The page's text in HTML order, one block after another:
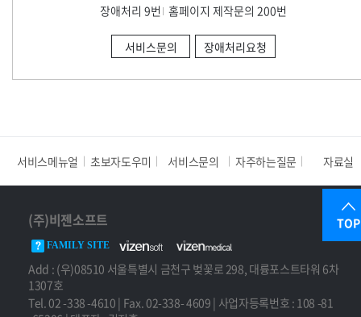
장애처리 9번 홈페이지 제작문의 200번
서비스문의 장애처리요청
서비스메뉴얼 초보자도우미 서비스문의 자주하는질문 자료실
TOP
(주)비젠소프트
FAMILY SITE
Add : (우)08510 서울특별시 금천구 벚꽃로 298, 대륭포스트타워 6차
1307호
Tel. 02 -338 -4610 | Fax. 02-338- 4609 | 사업자등록번호 : 108 -81